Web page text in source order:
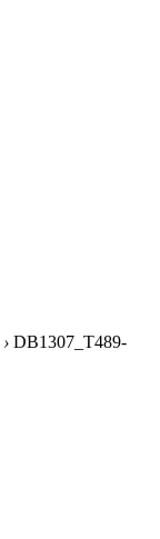
› DB1307_T489-